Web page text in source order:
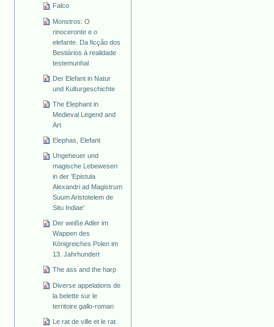
Falco
Monstros: O
rinoceronte e o
elefante. Da ficção dos
Bestiários à realidade
testemunhal
Der Elefant in Natur
und Kulturgeschichte
The Elephant in
Medieval Legend and
Art
Elephas, Elefant
Ungeheuer und
magische Lebewesen
in der 'Epistula
Alexandri ad Magistrum
Suum Aristotelem de
Situ Indiae'
Der weiße Adler im
Wappen des
Königreiches Polen im
13. Jahrhundert
The ass and the harp
Diverse appelations de
la belette sur le
territoire gallo-roman
Le rat de ville et le rat